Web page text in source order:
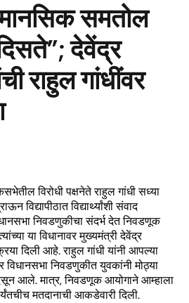
समतोल
देवेंद्र
राहुल गांधींवर
विरोधी पक्षनेते राहुल गांधी सध्या
विद्यापीठात विद्यार्थ्यांशी संवाद
निवडणुकीचा संदर्भ देत निवडणूक
या विधानावर मुख्यमंत्री देवेंद्र
दिली आहे. राहुल गांधी यांनी आपल्या
विधानसभा निवडणुकीत युवकांनी मोठ्या
आले. मात्र, निवडणूक आयोगाने आम्हाला
मतदानाची आकडेवारी दिली.